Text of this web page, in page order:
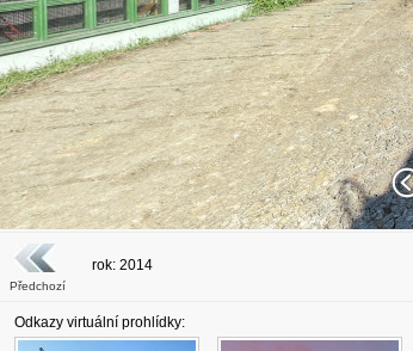
Předchozí
rok: 2014
Odkazy virtuální prohlídky: